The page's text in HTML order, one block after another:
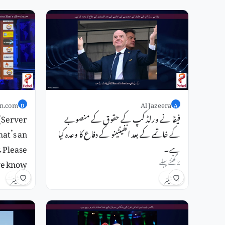
A
Al Jazeera
فیفا نے ورلڈ کپ کے حقوق کے منصوبے
کے خاتمے کے بعد انفینٹینو کے دفاع کا وعدہ کیا
ہے۔
2 گھنٹے پہلے
شیئر
D
an
know.
7 گھنٹے پہلے شیئر